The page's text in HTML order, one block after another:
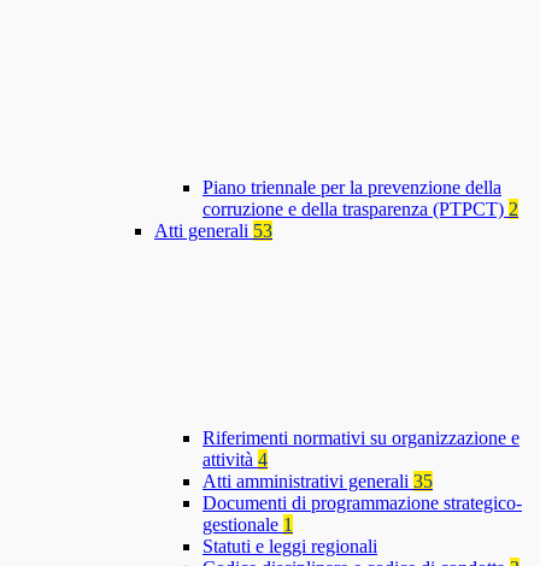
Piano triennale per la prevenzione della
corruzione e della trasparenza (PTPCT) 2
Atti generali 53
Riferimenti normativi su organizzazione e
attività 4
Atti amministrativi generali 35
Documenti di programmazione strategico-
gestionale 1
Statuti e leggi regionali